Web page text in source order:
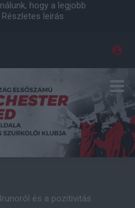
hogy a legjobb
Részletes leírás
és a pozitivitás